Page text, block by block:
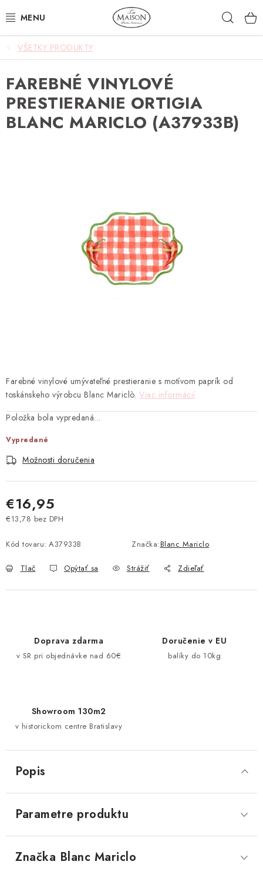
na
NOVINKY
AKCIA
ZÁHRADA
DARČEKOVÉ POUKÁŽKY
VŠETKY PRODUKTY
ZNAČKY
Ako nakupovať Doprava a platba
Obchodné podmienky
Podmienky ochrany osobných údajov
Návod na údržbu nábytku
VŠETKY PRODUKTY
Farebné vinylové umývateľné prestieranie s motívom paprík od
toskánskeho výrobcu Blanc Mariclò. Viac informácií
Položka bola vypredaná…
Vypredané
Možnosti doručenia
€16,95
€13,78 bez DPH
Kód tovaru: A37933B Značka:Blanc Mariclo
Tlač Opýtať sa Strážiť Zdieľať
FAREBNÉ VINYLOVÉ
PRESTIERANIE ORTIGIA
BLANC MARICLO (A37933B)
Doprava zdarma
v SR pri objednávke nad 60€
Doručenie v EU
balíky do 10kg
Showroom 130m2
v historickom centre Bratislavy
Popis
Parametre produktu
Značka Blanc Mariclo